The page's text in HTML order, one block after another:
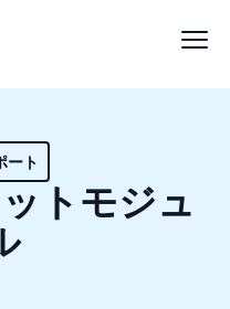
ート
トモジュ